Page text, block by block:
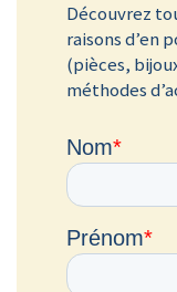
Découvrez
raisons d’en
(pièces,
méthodes